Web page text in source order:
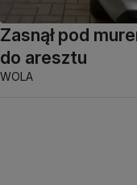
Zasnął pod
do aresztu
WOLA